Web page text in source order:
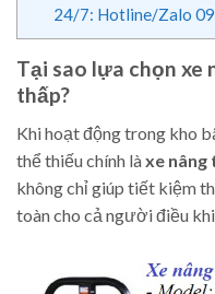
24/7: Hotline/Zalo
Tại sao lựa chọn xe
thấp?
Khi hoạt động trong kho
thể thiếu chính làxe nâng
không chỉ giúp tiết kiệm
toàn cho cả người điều